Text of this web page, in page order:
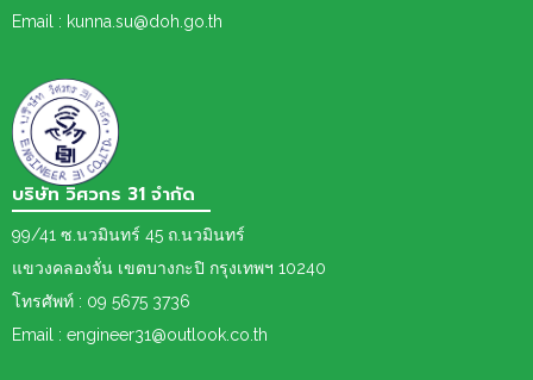
Email : kunna.su@doh.go.th
บริษัท วิศวกร 31 จำกัด
99/41 ซ.นวมินทร์ 45 ถ.นวมินทร์
แขวงคลองจั่น เขตบางกะปิ กรุงเทพฯ 10240
โทรศัพท์ : 09 5675 3736
Email : engineer31@outlook.co.th